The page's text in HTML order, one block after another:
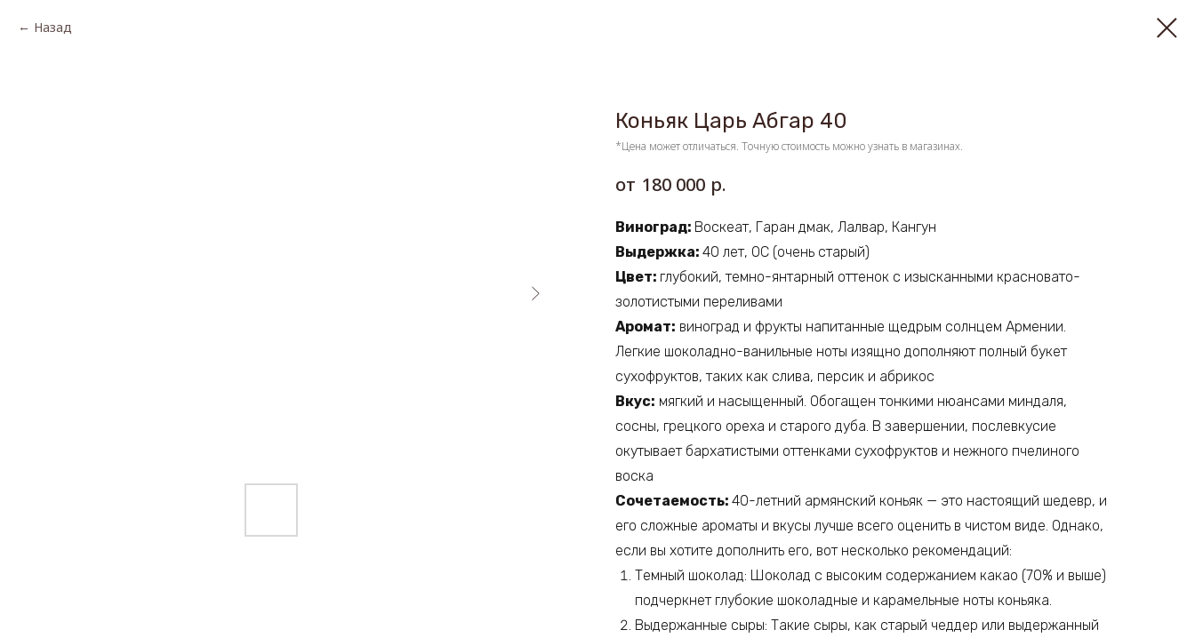
Назад
Коньяк Царь Абгар 40
*Цена может отличаться. Точную стоимость можно узнать в магазинах.
180 000 р.
Виноград: Воскеат, Гаран дмак, Лалвар, Кангун
Выдержка: 40 лет, ОС (очень старый)
Цвет: глубокий, темно-янтарный оттенок с изысканными красновато-
золотистыми переливами
Аромат: виноград и фрукты напитанные щедрым солнцем Армении.
Легкие шоколадно-ванильные ноты изящно дополняют полный букет
сухофруктов, таких как слива, персик и абрикос
Вкус: мягкий и насыщенный. Обогащен тонкими нюансами миндаля,
сосны, грецкого ореха и старого дуба. В завершении, послевкусие
окутывает бархатистыми оттенками сухофруктов и нежного пчелиного
воска
Сочетаемость: 40-летний армянский коньяк — это настоящий шедевр, и
его сложные ароматы и вкусы лучше всего оценить в чистом виде. Однако,
если вы хотите дополнить его, вот несколько рекомендаций:
Темный шоколад: Шоколад с высоким содержанием какао (70% и выше)
подчеркнет глубокие шоколадные и карамельные ноты коньяка.
Выдержанные сыры: Такие сыры, как старый чеддер или выдержанный